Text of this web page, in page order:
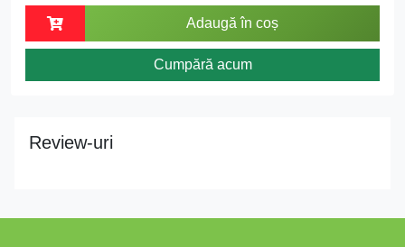
Adaugă în coș
Cumpără acum
Review-uri